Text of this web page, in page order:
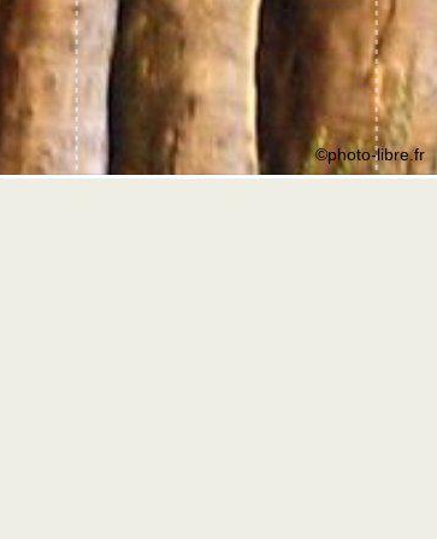
©photo-libre.fr